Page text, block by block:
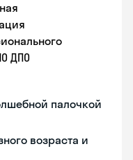
ДПО
палочкой
возраста и